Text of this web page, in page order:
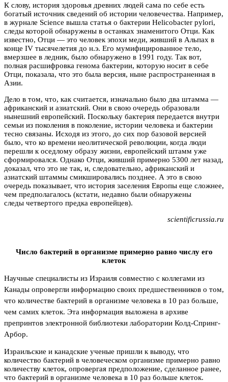
К слову, история здоровья древних людей сама по себе есть
богатый источник сведений об истории человечества. Например,
в журнале Science вышла статья о бактерии Helicobacter pylori,
следы которой обнаружены в останках знаменитого Отци. Как
известно, Отци — это человек эпохи меди, живший в Альпах в
конце IV тысячелетия до н.э. Его мумифицированное тело,
вмерзшее в ледник, было обнаружено в 1991 году. Так вот,
полная расшифровка генома бактерии, которую носит в себе
Отци, показала, что это была версия, ныне распространенная в
Азии.
Дело в том, что, как считается, изначально было два штамма —
африканский и азиатский. Они в свою очередь образовали
нынешний европейский. Поскольку бактерия передается внутри
семьи из поколения в поколение, истории человека и бактерии
тесно связаны. Исходя из этого, до сих пор базовой версией
было, что ко времени неолитической революции, когда люди
перешли к оседлому образу жизни, европейский штамм уже
сформировался. Однако Отци, живший примерно 5300 лет назад,
доказал, что это не так, и, следовательно, африканский и
азиатский штаммы смикшировались позднее. А это в свою
очередь показывает, что история заселения Европы еще сложнее,
чем предполагалось (кстати, недавно были обнаружены
следы четвертого предка европейцев).
scientificrussia.ru
Число бактерий в организме примерно равно числу его
клеток
Научные специалисты из Израиля совместно с коллегами из
Канады опровергли информацию своих предшественников о том,
что количестве бактерий в организме человека в 10 раз больше,
чем самих клеток. Эта информация выложена в архиве
препринтов электронной библиотеки лаборатории Колд-Спринг-
Арбор.
Израильские и канадские ученые пришли к выводу, что
количество бактерий в человеческом организме примерно равно
количеству клеток, опровергая предположение, сделанное ранее,
что бактерий в организме человека в 10 раз больше клеток.